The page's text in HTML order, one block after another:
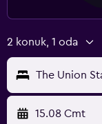
2 konuk, 1 oda
15.08 Cmt